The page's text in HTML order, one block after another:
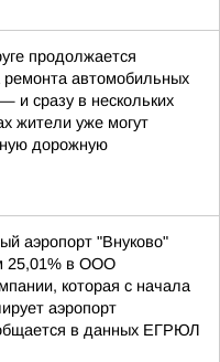
продолжается
ремонта автомобильных
и сразу в нескольких
жители уже могут
дорожную
аэропорт "Внуково"
25,01% в ООО
которая с начала
аэропорт
в данных ЕГРЮЛ